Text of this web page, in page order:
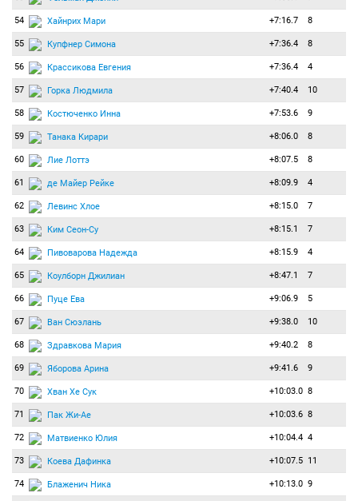
54 Хайнрих Мари +7:16.7 8
55 Купфнер Симона +7:36.4 8
56 Крассикова Евгения +7:36.4 4
57 Горка Людмила +7:40.4 10
58 Костюченко Инна +7:53.6 9
59 Танака Кирари +8:06.0 8
60 Лие Лоттэ +8:07.5 8
61 де Майер Рейке +8:09.9 4
62 Левинс Хлое +8:15.0 7
63 Ким Сеон-Су +8:15.1 7
64 Пивоварова Надежда +8:15.9 4
65 Коулборн Джилиан +8:47.1 7
66 Пуце Ева +9:06.9 5
67 Ван Сюэлань +9:38.0 10
68 Здравкова Мария +9:40.2 8
69 Яборова Арина +9:41.6 9
70 Хван Хе Сук +10:03.0 8
71 Пак Жи-Ае +10:03.6 8
72 Матвиенко Юлия +10:04.4 4
73 Коева Дафинка +10:07.5 11
74 Блаженич Ника +10:13.0 9